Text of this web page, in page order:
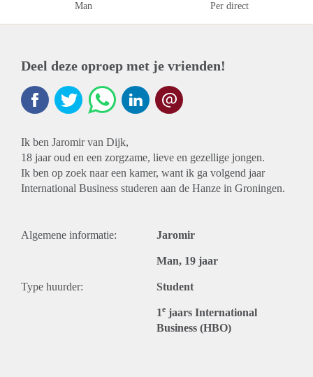
Man Per direct
Deel deze oproep met je vrienden!
Ik ben Jaromir van Dijk,
18 jaar oud en een zorgzame, lieve en gezellige jongen.
Ik ben op zoek naar een kamer, want ik ga volgend jaar
International Business studeren aan de Hanze in Groningen.
Algemene informatie: Jaromir
Man, 19 jaar
Type huurder: Student
1e jaars International
Business (HBO)